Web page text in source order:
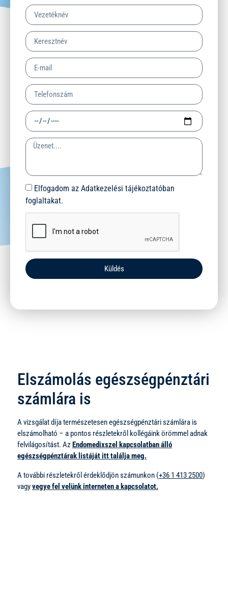
Elfogadom az Adatkezelési tájékoztatóban
foglaltakat.
Küldés
Elszámolás egészségpénztári
számlára is
A vizsgálat díja természetesen egészségpénztári számlára is
elszámolható – a pontos részletekről kollégáink örömmel adnak
felvilágosítást. Az Endomedixszel kapcsolatban álló
egészségpénztárak listáját itt találja meg.
A további részletekről érdeklődjön számunkon (+36 1 413 2500)
vagyvegye fel velünk interneten a kapcsolatot.